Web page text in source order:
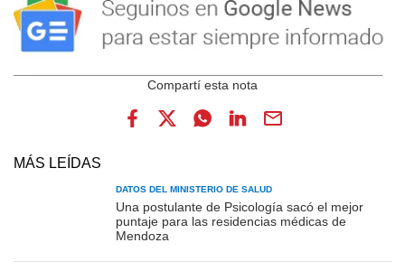
MÁS LEÍDAS
DATOS DEL MINISTERIO DE SALUD
Una postulante de Psicología sacó el mejor
puntaje para las residencias médicas de
Mendoza